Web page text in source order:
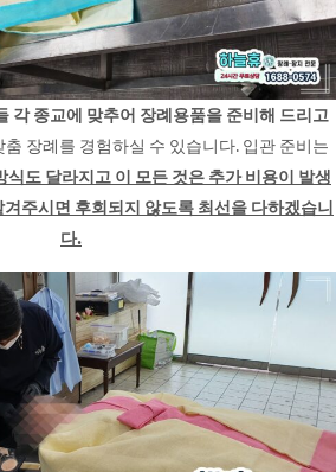
각 종교에 맞추어 장례용품을 준비해 드리고
장례를 경험하실 수 있습니다. 입관 준비는
도 달라지고 이 모든 것은 추가 비용이 발생
주시면 후회되지 않도록 최선을 다하겠습니
다.